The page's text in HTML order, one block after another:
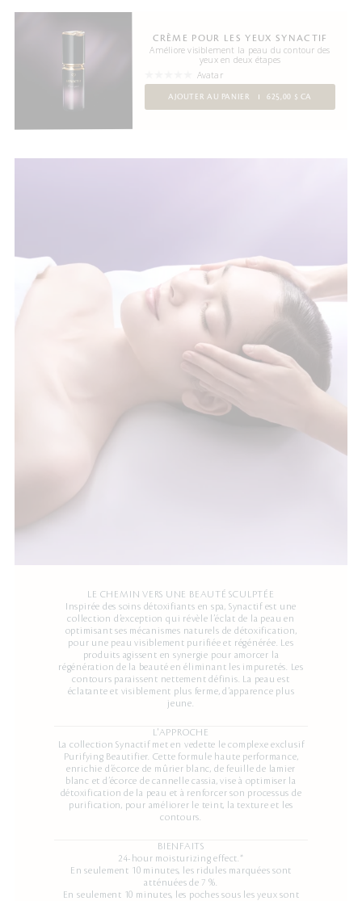
CRÈME POUR LES YEUX SYNACTIF
Améliore visiblement la peau du contour des
yeux en deux étapes
Avatar
AJOUTER AU PANIER 625,00 $ CA
LE CHEMIN VERS UNE BEAUTÉ SCULPTÉE
Inspirée des soins détoxifiants en spa, Synactif est une
collection d’exception qui révèle l’éclat de la peau en
optimisant ses mécanismes naturels de détoxification,
pour une peau visiblement purifiée et régénérée. Les
produits agissent en synergie pour amorcer la
régénération de la beauté en éliminant les impuretés. Les
contours paraissent nettement définis. La peau est
éclatante et visiblement plus ferme, d’apparence plus
jeune.
L'APPROCHE
La collection Synactif met en vedette le complexe exclusif
Purifying Beautifier. Cette formule haute performance,
enrichie d’écorce de mûrier blanc, de feuille de lamier
blanc et d’écorce de cannelle cassia, vise à optimiser la
détoxification de la peau et à renforcer son processus de
purification, pour améliorer le teint, la texture et les
contours.
BIENFAITS
24-hour moisturizing effect.*
En seulement 10 minutes, les ridules marquées sont
atténuées de 7 %.
En seulement 10 minutes, les poches sous les yeux sont